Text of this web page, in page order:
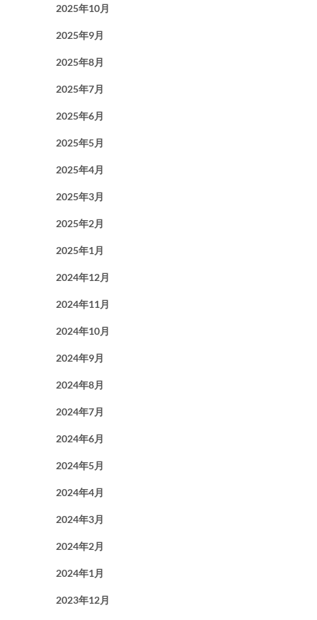
2025年10月
2025年9月
2025年8月
2025年7月
2025年6月
2025年5月
2025年4月
2025年3月
2025年2月
2025年1月
2024年12月
2024年11月
2024年10月
2024年9月
2024年8月
2024年7月
2024年6月
2024年5月
2024年4月
2024年3月
2024年2月
2024年1月
2023年12月